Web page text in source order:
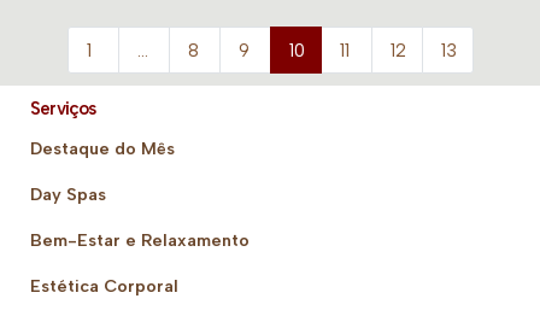
1 … 8 9 10 11 12 13
Serviços
Destaque do Mês
Day Spas
Bem-Estar e Relaxamento
Estética Corporal